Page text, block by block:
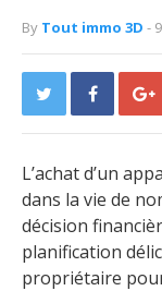
By Tout immo 3D -
L’achat d’un
dans la vie de
décision
planification
propriétaire